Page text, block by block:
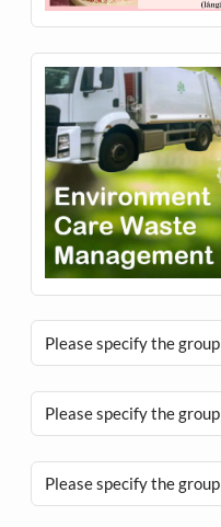
Please specify the group
Please specify the group
Please specify the group